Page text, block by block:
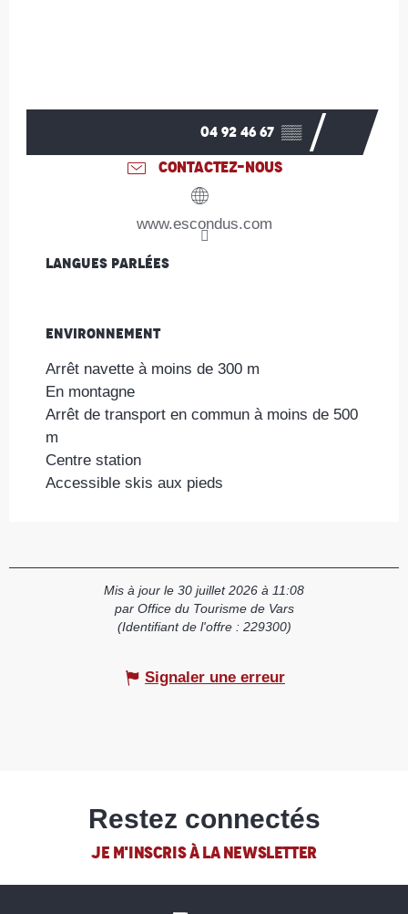
04 92 46 67 ▒▒
CONTACTEZ-NOUS
www.escondus.com
Langues parlées
Langues parlées
Environnement
Environnement
Arrêt navette à moins de 300 m
En montagne
Arrêt de transport en commun à moins de 500
m
Centre station
Accessible skis aux pieds
Mis à jour le 30 juillet 2026 à 11:08
par Office du Tourisme de Vars
(Identifiant de l'offre : 229300)
Signaler une erreur
Restez connectés
JE M'INSCRIS À LA NEWSLETTER